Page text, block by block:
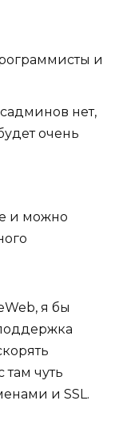
и
нет,
очень
и можно
я бы
чуть
и SSL.